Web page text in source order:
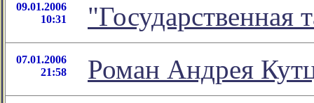
09.01.2006
10:31
"Государственная
07.01.2006
21:58
Роман Андрея